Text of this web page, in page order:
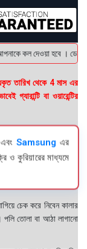
কল দেওয়া হবে ।
তারিখ থেকে 4 মাস এর
বা ওয়ারেন্টির
এবং Samsungএর
ও কুরিয়ারের মাধ্যমে
চেক করে নিবেন কালার
পলি তোলা বা আঠা লাগানো